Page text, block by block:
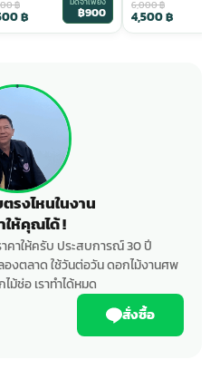
฿
฿ ฿900 6,000฿
4,500฿
รงไหนในงาน
ให้คุณได้ !
คาให้ครับ ประสบการณ์ 30 ปี
งตลาด ใช้วันต่อวัน ดอกไม้งานศพ
ม้ช่อ เราทำได้หมด
สั่งซื้อ